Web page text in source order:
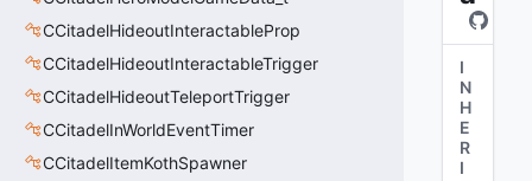
CCitadelHideoutInteractableProp
CCitadelHideoutInteractableTrigger
CCitadelHideoutTeleportTrigger
CCitadelInWorldEventTimer
CCitadelItemKothSpawner
I
N
H
E
R
I